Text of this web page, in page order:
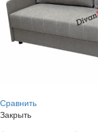
Сравнить
Закрыть